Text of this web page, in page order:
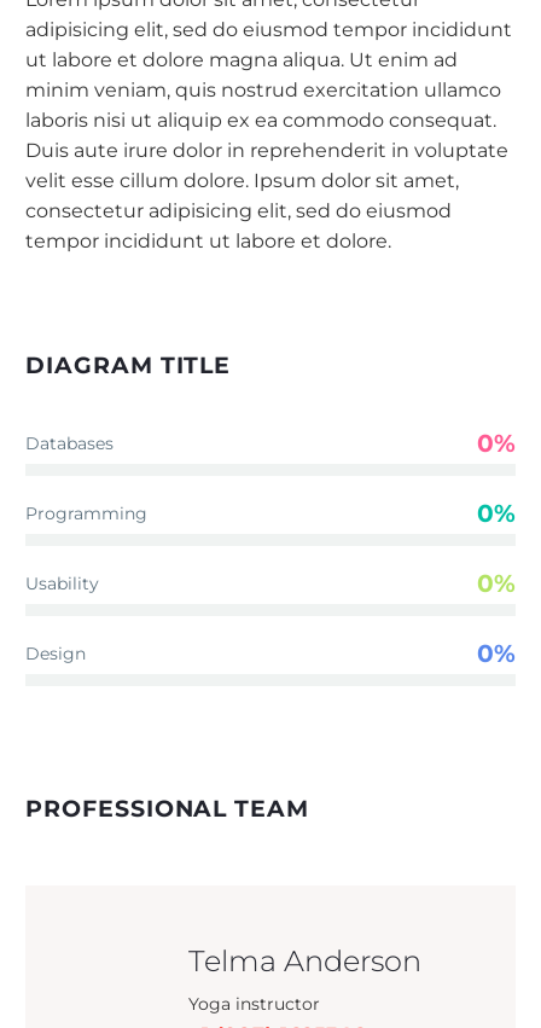
adipisicing elit, sed do eiusmod tempor incididunt
ut labore et dolore magna aliqua. Ut enim ad
minim veniam, quis nostrud exercitation ullamco
laboris nisi ut aliquip ex ea commodo consequat.
Duis aute irure dolor in reprehenderit in voluptate
velit esse cillum dolore. Ipsum dolor sit amet,
consectetur adipisicing elit, sed do eiusmod
tempor incididunt ut labore et dolore.
DIAGRAM TITLE
Databases 0%
Programming 0%
Usability 0%
Design 0%
PROFESSIONAL TEAM
Telma Anderson
Yoga instructor